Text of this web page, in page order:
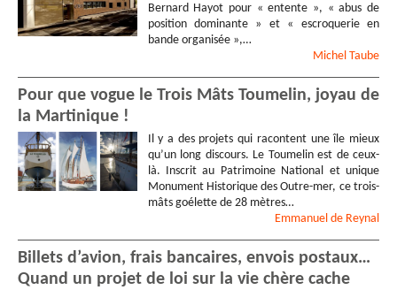
Bernard Hayot pour « entente », « abus de
position dominante » et « escroquerie en
bande organisée »,…
Michel Taube
Pour que vogue le Trois Mâts Toumelin, joyau de
la Martinique !
Il y a des projets qui racontent une île mieux
qu’un long discours. Le Toumelin est de ceux-
là. Inscrit au Patrimoine National et unique
Monument Historique des Outre-mer, ce trois-
mâts goélette de 28 mètres…
Emmanuel de Reynal
Billets d’avion, frais bancaires, envois postaux…
Quand un projet de loi sur la vie chère cache